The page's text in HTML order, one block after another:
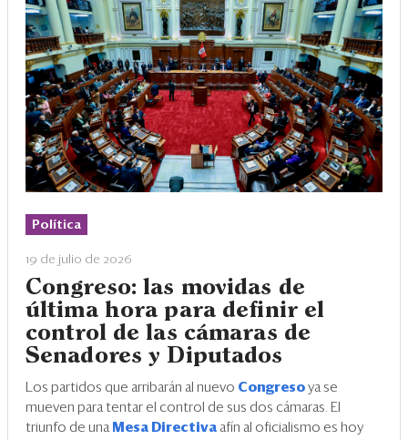
Política
19 de julio de 2026
Congreso: las movidas de
última hora para definir el
control de las cámaras de
Senadores y Diputados
Los partidos que arribarán al nuevo Congreso ya se
mueven para tentar el control de sus dos cámaras. El
triunfo de una Mesa Directiva afín al oficialismo es hoy